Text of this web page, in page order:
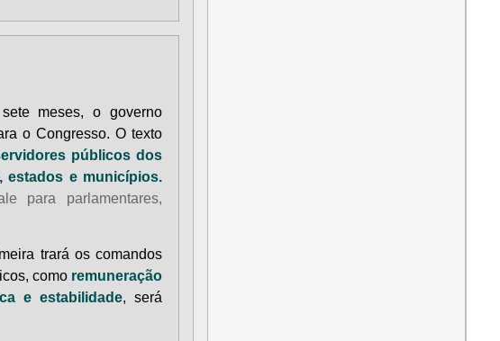
meses, o governo
o Congresso. O texto
públicos dos
estados e municípios.
para parlamentares,
trará os comandos
como remuneração
e estabilidade, será